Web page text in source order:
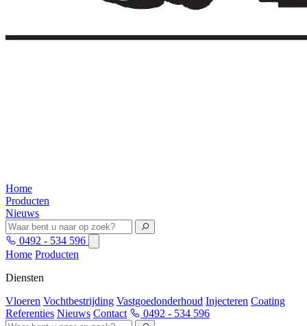
Home
Producten
Nieuws
0492 - 534 596
Home Producten
Diensten
Vloeren Vochtbestrijding Vastgoedonderhoud Injecteren Coating
Referenties Nieuws Contact 0492 - 534 596